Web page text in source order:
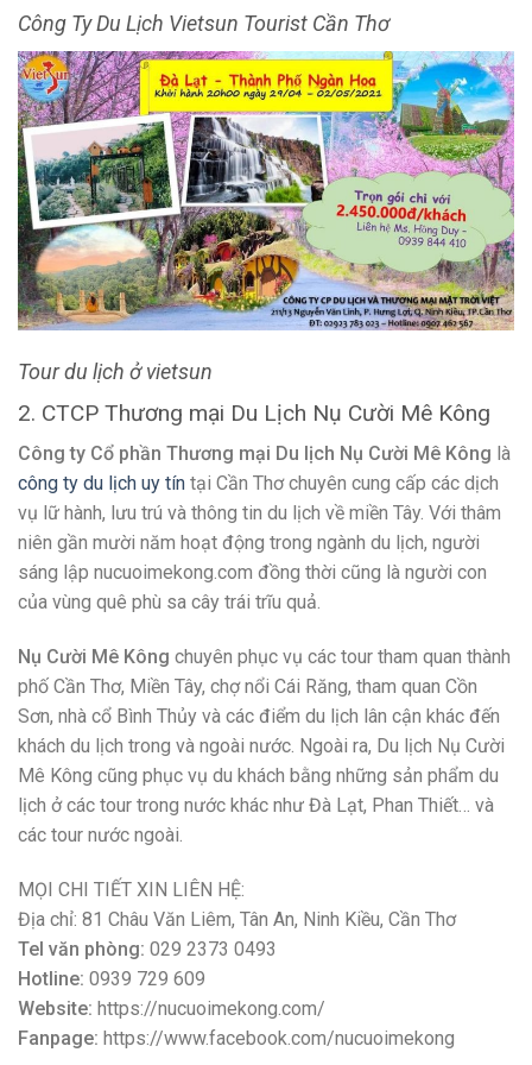
Tour du lịch ở vietsun
2. CTCP Thương mại Du Lịch Nụ Cười Mê Kông
Công ty Cổ phần Thương mại Du lịch Nụ Cười Mê Kônglà
công ty du lịch uy tíntại Cần Thơ chuyên cung cấp các dịch
niên gần mười năm hoạt động trong ngành du lịch, người
sáng lập nucuoimekong.com đồng thời cũng là người con
Nụ Cười Mê Kôngchuyên phục vụ các tour tham quan thành
phố Cần Thơ, Miền Tây, chợ nổi Cái Răng, tham quan Cồn
Sơn, nhà cổ Bình Thủy và các điểm du lịch lân cận khác đến
khách du lịch trong và ngoài nước. Ngoài ra, Du lịch Nụ Cười
Mê Kông cũng phục vụ du khách bằng những sản phẩm du
các tour nước ngoài.
MỌI CHI TIẾT XIN LIÊN HỆ:
Địa chỉ: 81 Châu Văn Liêm, Tân An, Ninh Kiều, Cần Thơ
Tel văn phòng:029 2373 0493
Hotline:0939 729 609
Website:https://nucuoimekong.com/
https://www.facebook.com/nucuoimekong